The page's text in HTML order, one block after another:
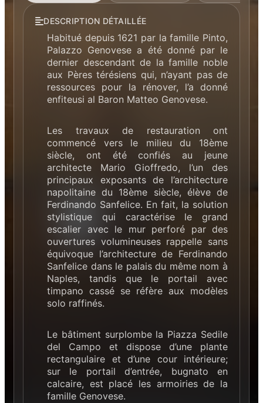
DESCRIPTION DÉTAILLÉE
Habitué depuis 1621 par la famille Pinto,
Palazzo Genovese a été donné par le
dernier descendant de la famille noble
aux Pères térésiens qui, n’ayant pas de
ressources pour la rénover, l’a donné
enfiteusi al Baron Matteo Genovese.
Les travaux de restauration ont
commencé vers le milieu du 18ème
siècle, ont été confiés au jeune
architecte Mario Gioffredo, l’un des
principaux exposants de l’architecture
napolitaine du 18ème siècle, élève de
Ferdinando Sanfelice. En fait, la solution
stylistique qui caractérise le grand
escalier avec le mur perforé par des
ouvertures volumineuses rappelle sans
équivoque l’architecture de Ferdinando
Sanfelice dans le palais du même nom à
Naples, tandis que le portail avec
timpano cassé se réfère aux modèles
solo raffinés.
Le bâtiment surplombe la Piazza Sedile
del Campo et dispose d’une plante
rectangulaire et d’une cour intérieure;
sur le portail d’entrée, bugnato en
calcaire, est placé les armoiries de la
famille Genovese.